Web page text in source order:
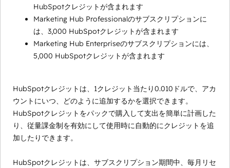
HubSpotクレジットが含まれます
Marketing Hub Professionalのサブスクリプションに
は、3,000 HubSpotクレジットが含まれます
Marketing Hub Enterpriseのサブスクリプションには、
5,000 HubSpotクレジットが含まれます
HubSpotクレジットは、1クレジット当たり0.010ドルで、アカ
ウントにいつ、どのように追加するかを選択できます。
HubSpotクレジットをパックで購入して支出を簡単に計画した
り、従量課金制を有効にして使用時に自動的にクレジットを追
加したりできます。
HubSpotクレジットは、サブスクリプション期間中、毎月リセ